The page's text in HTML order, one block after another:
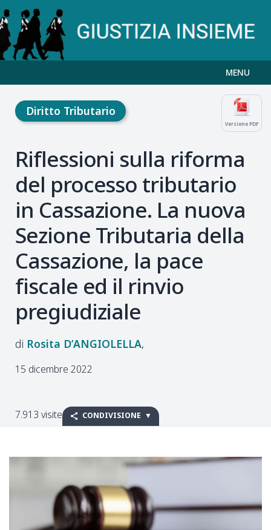
MENU
Versione PDF
Diritto Tributario
Riflessioni sulla riforma
del processo tributario
in Cassazione. La nuova
Sezione Tributaria della
Cassazione, la pace
fiscale ed il rinvio
pregiudiziale
Rosita D’ANGIOLELLA
15 dicembre 2022
7.913 visite CONDIVISIONE